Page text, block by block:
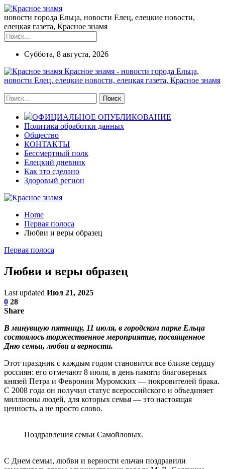
новости города Ельца, новости Елец, елецкие новости,
елецкая газета, Красное знамя
Суббота, 8 августа, 2026
Красное знамя - новости города Ельца,
новости Елец, елецкие новости, елецкая газета, Красное знамя
ОФИЦИАЛЬНОЕ ОПУБЛИКОВАНИЕ
Политика обработки данных
Общество
КОНТАКТЫ
Бессмертный полк
Елецкий дневник
Как это сделано
Здоровый регион
Home
Первая полоса
Любви и веры образец
Первая полоса
Любви и веры образец
Last updated Июл 21, 2025
0 28
Share
В минувшую пятницу, 11 июля, в городском парке Ельца
состоялось торжественное мероприятие, посвященное
Дню семьи, любви и верности.
Этот праздник с каждым годом становится все ближе сердцу
россиян: его отмечают 8 июля, в день памяти благоверных
князей Петра и Февронии Муромских — покровителей брака.
С 2008 года он получил статус всероссийского и объединяет
миллионы людей, для которых семья — это настоящая
ценность, а не просто слово.
Поздравления семьи Самойловых.
С Днем семьи, любви и верности ельчан поздравили